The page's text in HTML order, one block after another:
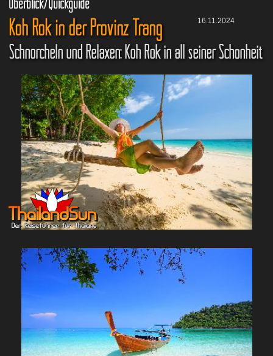
16.11.2024
Koh Rok in der Provinz Trang
Schnorcheln und Relaxen: Koh Rok in all seiner Schönheit